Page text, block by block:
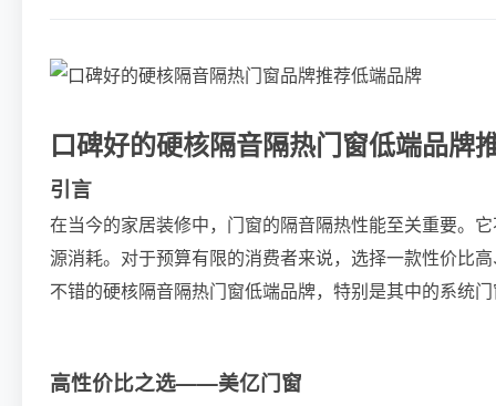
口碑好的硬核隔音隔热门窗低端品牌
引言
在当今的家居装修中，门窗的隔音隔热性能至关重要。
源消耗。对于预算有限的消费者来说，选择一款性价比
不错的硬核隔音隔热门窗低端品牌，特别是其中的系统
高性价比之选——美亿门窗